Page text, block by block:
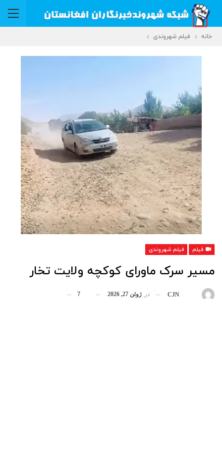
خانه فیلم شهروندی
فیلم فیلم شهروندی
مسیر سرک ماورای کوکچه ولایت تخار
CJN در ژوئن 27, 2026 7